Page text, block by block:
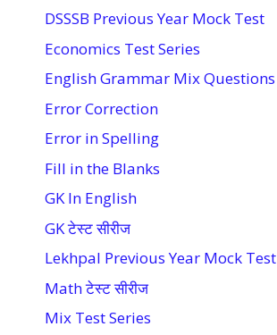
DSSSB Previous Year Mock Test
Economics Test Series
English Grammar Mix Questions
Error Correction
Error in Spelling
Fill in the Blanks
GK In English
GK टेस्ट सीरीज
Lekhpal Previous Year Mock Test
Math टेस्ट सीरीज
Mix Test Series